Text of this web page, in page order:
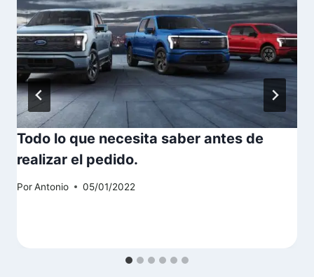
Todo lo que necesita saber antes de
realizar el pedido.
PorAntonio 05/01/2022